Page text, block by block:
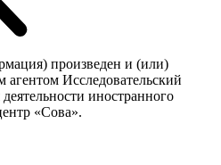
произведен и (или)
агентом Исследовательский
иностранного
«Сова».